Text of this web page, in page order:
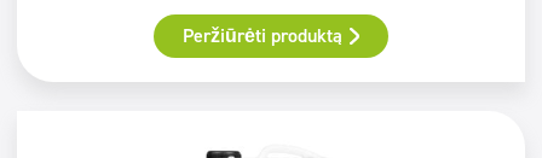
Peržiūrėti produktą